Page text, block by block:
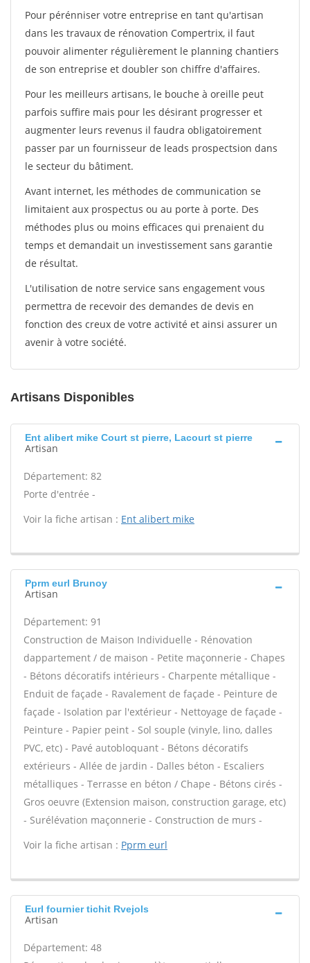
Pour pérénniser votre entreprise en tant qu'artisan
dans les travaux de rénovation Compertrix, il faut
pouvoir alimenter régulièrement le planning chantiers
de son entreprise et doubler son chiffre d'affaires.
Pour les meilleurs artisans, le bouche à oreille peut
parfois suffire mais pour les désirant progresser et
augmenter leurs revenus il faudra obligatoirement
passer par un fournisseur de leads prospectsion dans
le secteur du bâtiment.
Avant internet, les méthodes de communication se
limitaient aux prospectus ou au porte à porte. Des
méthodes plus ou moins efficaces qui prenaient du
temps et demandait un investissement sans garantie
de résultat.
L'utilisation de notre service sans engagement vous
permettra de recevoir des demandes de devis en
fonction des creux de votre activité et ainsi assurer un
avenir à votre société.
Artisans Disponibles
Ent alibert mike Court st pierre, Lacourt st pierre
Artisan
Département: 82
Porte d'entrée -
Voir la fiche artisan : Ent alibert mike
Pprm eurl Brunoy
Artisan
Département: 91
Construction de Maison Individuelle - Rénovation
dappartement / de maison - Petite maçonnerie - Chapes
- Bétons décoratifs intérieurs - Charpente métallique -
Enduit de façade - Ravalement de façade - Peinture de
façade - Isolation par l'extérieur - Nettoyage de façade -
Peinture - Papier peint - Sol souple (vinyle, lino, dalles
PVC, etc) - Pavé autobloquant - Bétons décoratifs
extérieurs - Allée de jardin - Dalles béton - Escaliers
métalliques - Terrasse en béton / Chape - Bétons cirés -
Gros oeuvre (Extension maison, construction garage, etc)
- Surélévation maçonnerie - Construction de murs -
Voir la fiche artisan : Pprm eurl
Eurl fournier tichit Rvejols
Artisan
Département: 48